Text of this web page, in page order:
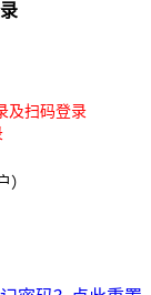
及扫码登录
）